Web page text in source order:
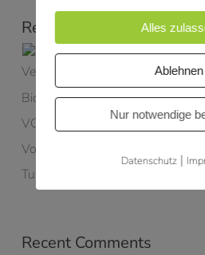
Recent Posts
35 Jahre SHN – 35 Jahre
Vertrauen und Teamgeist
Bioenergie kann mehr
VOXCLEAN – Hightech trifft
Volle Power – im Büro und auf der
Tubis Gruppe – gemeinsam
Recent Comments
Alles
Ablehnen
Nur notwendige
Datenschutz|